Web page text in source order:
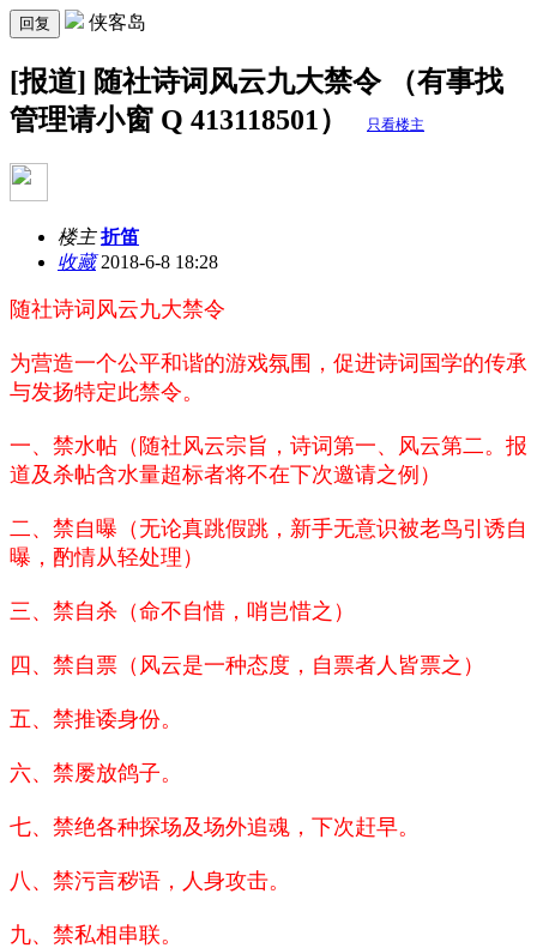
回复 侠客岛
[报道] 随社诗词风云九大禁令 （有事找
管理请小窗 Q 413118501）
只看楼主
楼主 折笛
收藏2018-6-8 18:28
随社诗词风云九大禁令
为营造一个公平和谐的游戏氛围，促进诗词国学的传承
与发扬特定此禁令。
一、禁水帖（随社风云宗旨，诗词第一、风云第二。报
道及杀帖含水量超标者将不在下次邀请之例）
二、禁自曝（无论真跳假跳，新手无意识被老鸟引诱自
曝，酌情从轻处理）
三、禁自杀（命不自惜，哨岂惜之）
四、禁自票（风云是一种态度，自票者人皆票之）
五、禁推诿身份。
六、禁屡放鸽子。
七、禁绝各种探场及场外追魂，下次赶早。
八、禁污言秽语，人身攻击。
九、禁私相串联。